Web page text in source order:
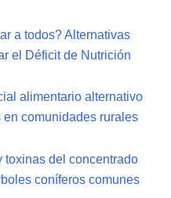
a todos? Alternativas
el Déficit de Nutrición
alimentario alternativo
comunidades rurales
toxinas del concentrado
coníferos comunes